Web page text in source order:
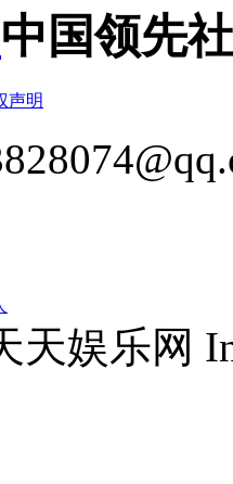
中国领先
声明
天娱乐网